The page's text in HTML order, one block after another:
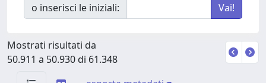
o inserisci le iniziali:
Mostrati risultati da
50.911 a 50.930 di 61.348